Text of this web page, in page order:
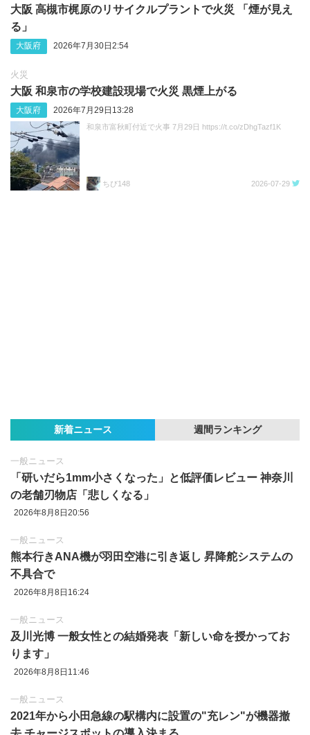
大阪 高槻市梶原のリサイクルプラントで火災 「煙が見え
る」
大阪府 2026年7月30日2:54
火災
大阪 和泉市の学校建設現場で火災 黒煙上がる
大阪府 2026年7月29日13:28
和泉市富秋町付近で火事 7月29日 https://t.co/zDhgTazf1K
ちび148 2026-07-29
新着ニュース 週間ランキング
一般ニュース
「研いだら1mm小さくなった」と低評価レビュー 神奈川
の老舗刃物店「悲しくなる」
2026年8月8日20:56
一般ニュース
熊本行きANA機が羽田空港に引き返し 昇降舵システムの
不具合で
2026年8月8日16:24
一般ニュース
及川光博 一般女性との結婚発表「新しい命を授かってお
ります」
2026年8月8日11:46
一般ニュース
2021年から小田急線の駅構内に設置の"充レン"が機器撤